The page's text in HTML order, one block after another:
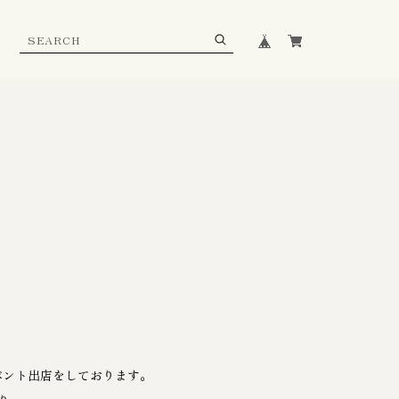
ト出店をしております。